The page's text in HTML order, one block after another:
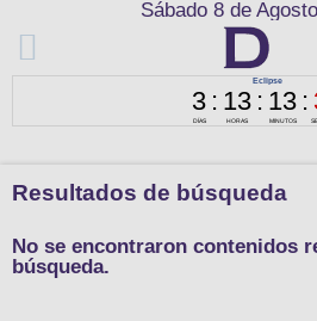
Sábado 8 de
Resultados de búsqueda
No se encontraron contenidos
búsqueda.